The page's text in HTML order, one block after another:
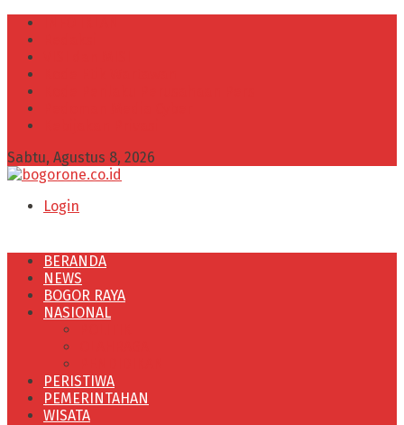
Sabtu, Agustus 8, 2026
Login
BERANDA
NEWS
BOGOR RAYA
NASIONAL
PERISTIWA
PEMERINTAHAN
WISATA